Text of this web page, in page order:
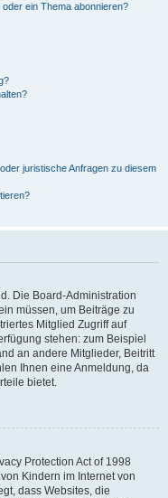
ein Thema abonnieren?
juristische Anfragen zu diesem
Die Board-Administration
müssen, um Beiträge zu
Mitglied Zugriff auf
stehen: zum Beispiel
an andere Mitglieder, Beitritt
Ihnen eine Anmeldung, da
bietet.
Protection Act of 1998
Kindern im Internet von
dass Websites, die